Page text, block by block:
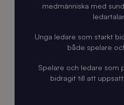
medmänniska med
Unga ledare som starkt
både spelare
Spelare och ledare som
bidragit till att